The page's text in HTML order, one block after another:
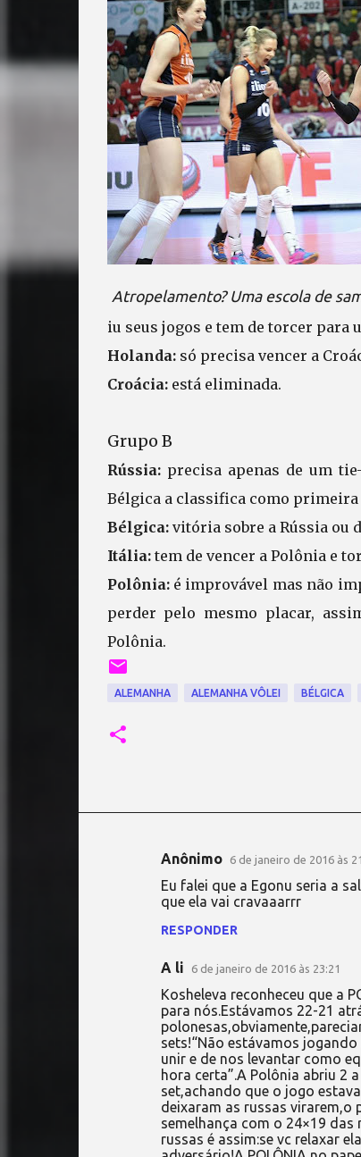
Atropelamento? Uma escola de
iu seus jogos e tem de torcer para
Holanda:só precisa vencer a
Croácia:está eliminada.
Grupo B
Rússia:precisa apenas de um
Bélgica a classifica como primeira
Bélgica:vitória sobre a Rússia ou
Itália:tem de vencer a Polônia e
Polônia:é improvável mas não
perder pelo mesmo placar,
Polônia.
ALEMANHA ALEMANHA VÔLEI BÉLGICA
Anônimo 6 de janeiro de 2016 às
Eu falei que a Egonu seria a
que ela vai cravaaarrr
RESPONDER
A li 6 de janeiro de 2016 às 23:21
Kosheleva reconheceu que a
para nós.Estávamos 22-21
sets!“Não estávamos
unir e de nos levantar como
hora certa”.A Polônia abriu 2
set,achando que o jogo
deixaram as russas virarem,o
semelhança com o 24×19
russas é assim:se vc relaxar